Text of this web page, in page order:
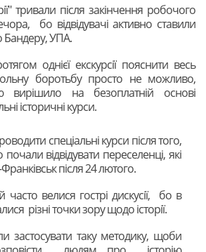
тривали після закінчення робочого
бо відвідувачі активно ставили
Бандеру, УПА.
однієї екскурсії пояснити весь
боротьбу просто не можливо,
вирішило на безоплатній основі
історичні курси.
спеціальні курси після того,
відвідувати переселенці, які
після 24 лютого.
часто велися гострі дискусії, бо в
різні точки зору щодо історії.
застосувати таку методику, щоби